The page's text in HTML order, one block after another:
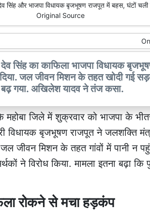
सिंह और भाजपा विधायक बृजभूषण राजपूत में बहस, घंटों
Original Source
On
सिंह का काफिला भाजपा विधायक
जल जीवन मिशन के तहत खोदी गई
बढ़ गया. अखिलेश यादव ने तंज कसा.
महोबा जिले में शुक्रवार को भाजपा के
विधायक बृजभूषण राजपूत ने जलशक्ति
जीवन मिशन के तहत गांवों में पानी न
ने विरोध किया. मामला इतना बढ़ा कि
रोकने से मचा हड़कंप